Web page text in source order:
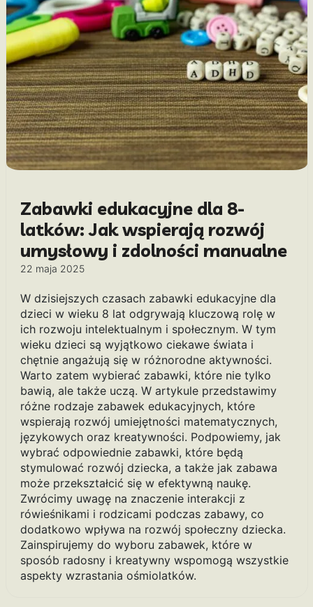
Zabawki edukacyjne dla 8-
latków: Jak wspierają rozwój
umysłowy i zdolności manualne
22 maja 2025
W dzisiejszych czasach zabawki edukacyjne dla
dzieci w wieku 8 lat odgrywają kluczową rolę w
ich rozwoju intelektualnym i społecznym. W tym
wieku dzieci są wyjątkowo ciekawe świata i
chętnie angażują się w różnorodne aktywności.
Warto zatem wybierać zabawki, które nie tylko
bawią, ale także uczą. W artykule przedstawimy
różne rodzaje zabawek edukacyjnych, które
wspierają rozwój umiejętności matematycznych,
językowych oraz kreatywności. Podpowiemy, jak
wybrać odpowiednie zabawki, które będą
stymulować rozwój dziecka, a także jak zabawa
może przekształcić się w efektywną naukę.
Zwrócimy uwagę na znaczenie interakcji z
rówieśnikami i rodzicami podczas zabawy, co
dodatkowo wpływa na rozwój społeczny dziecka.
Zainspirujemy do wyboru zabawek, które w
sposób radosny i kreatywny wspomogą wszystkie
aspekty wzrastania ośmiolatków.